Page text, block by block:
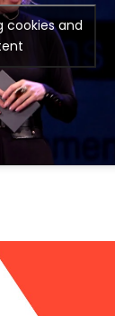
cookies and